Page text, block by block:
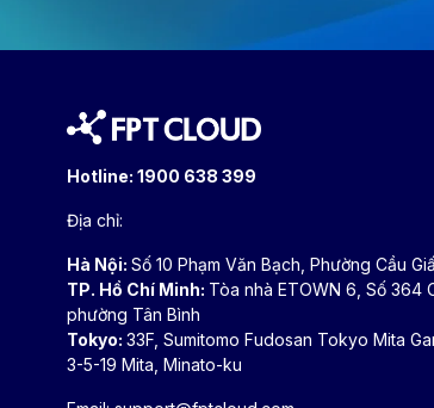
Hotline: 1900 638 399
Địa chỉ:
Hà Nội: Số 10 Phạm Văn Bạch, Phường Cầu
TP. Hồ Chí Minh: Tòa nhà ETOWN 6, Số 364
phường Tân Bình
Tokyo: 33F, Sumitomo Fudosan Tokyo Mita
3-5-19 Mita, Minato-ku